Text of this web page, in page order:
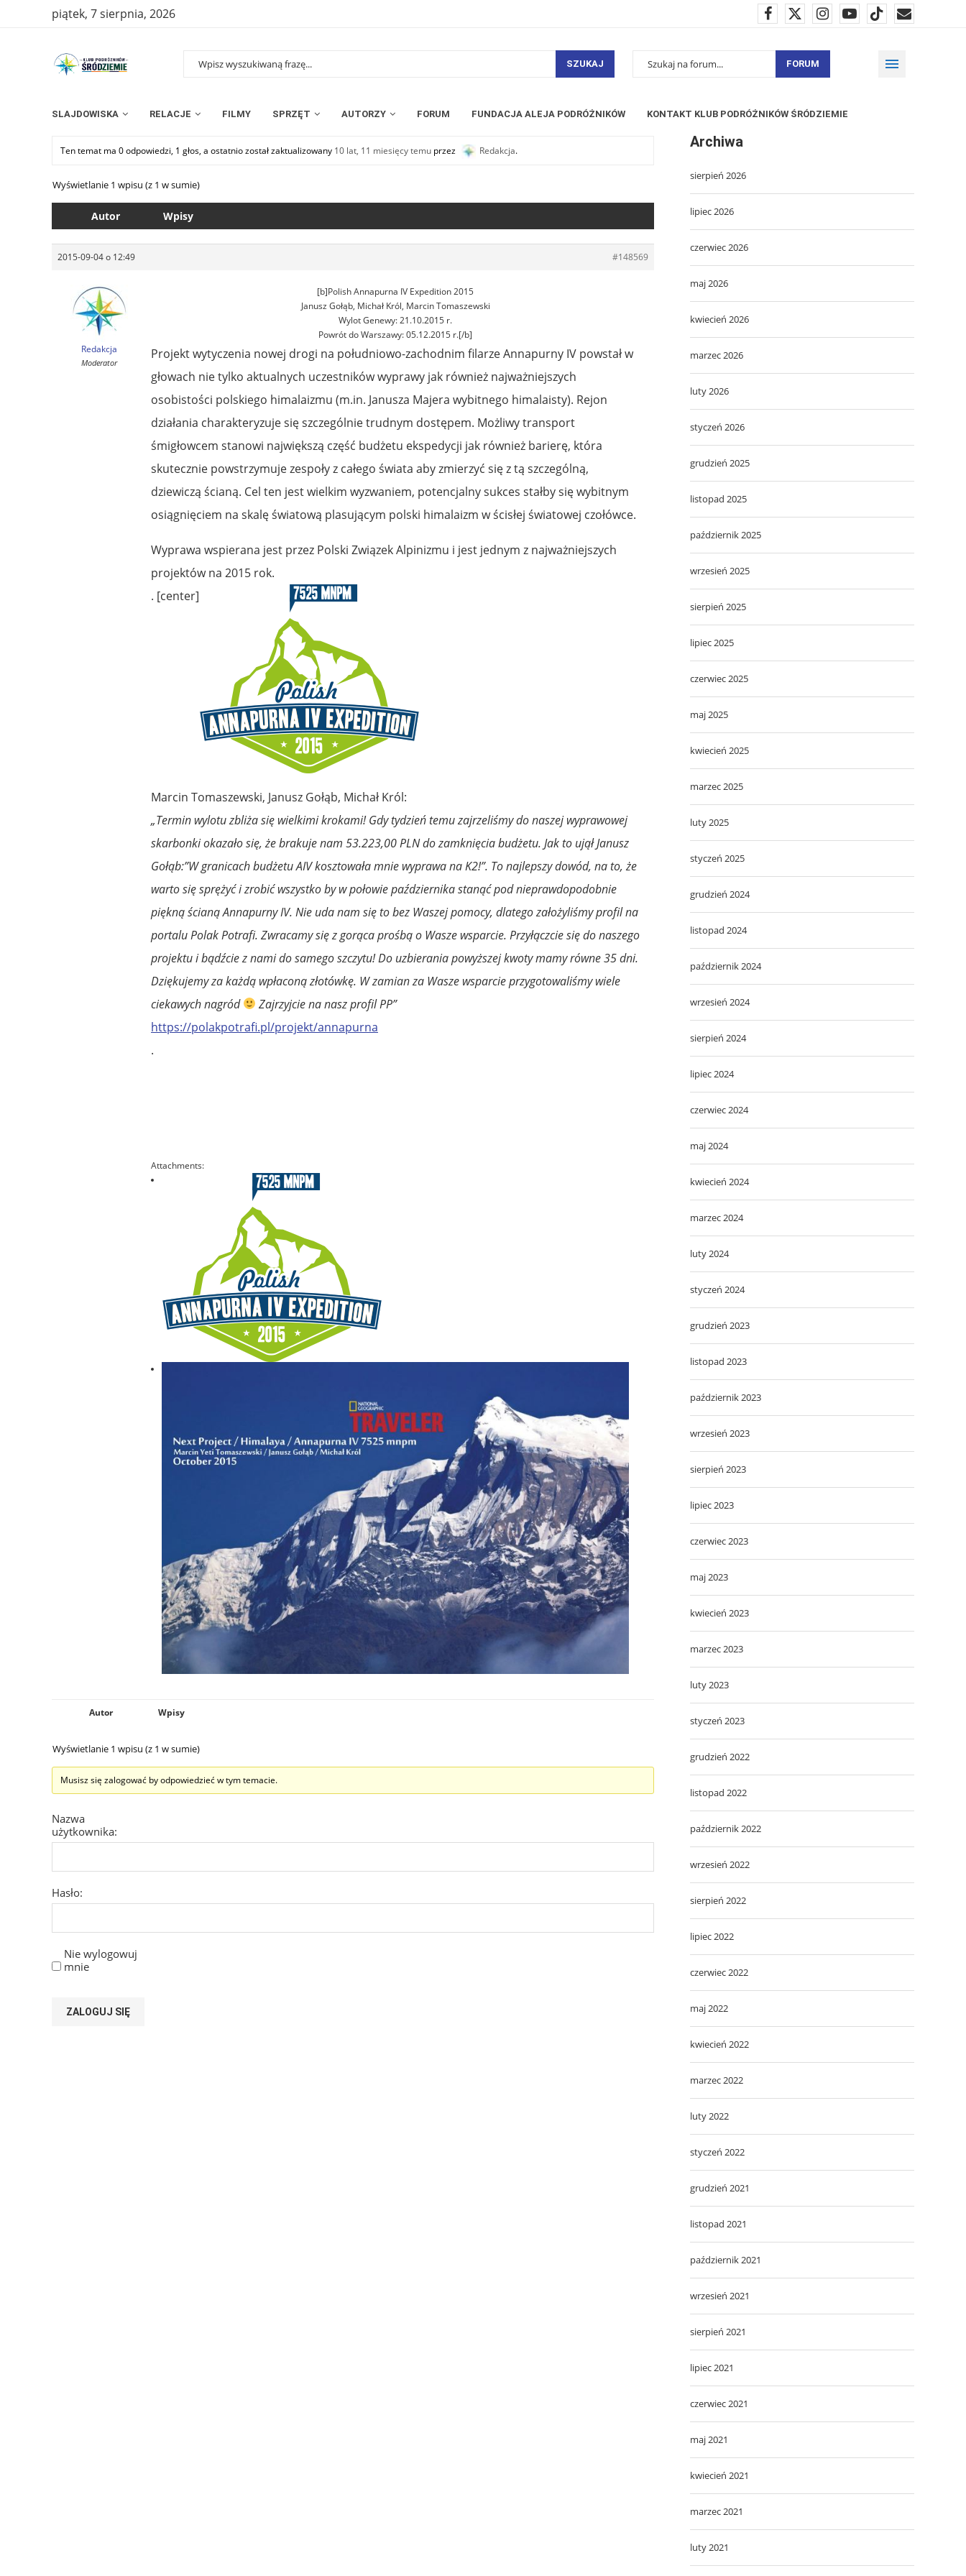
piątek, 7 sierpnia, 2026
SZUKAJ FORUM
SLAJDOWISKA RELACJE FILMY SPRZĘT AUTORZY FORUM FUNDACJA ALEJA PODRÓŻNIKÓW KONTAKT KLUB PODRÓŻNIKÓW ŚRÓDZIEMIE
Ten temat ma 0 odpowiedzi, 1 głos, a ostatnio został zaktualizowany 10 lat, 11 miesięcy temu przez Redakcja.
Wyświetlanie 1 wpisu (z 1 w sumie)
Autor Wpisy
2015-09-04 o 12:49 #148569
Redakcja
Moderator
[b]Polish Annapurna IV Expedition 2015
Janusz Gołąb, Michał Król, Marcin Tomaszewski
Wylot Genewy: 21.10.2015 r.
Powrót do Warszawy: 05.12.2015 r.[/b]
Projekt wytyczenia nowej drogi na południowo-zachodnim filarze Annapurny IV powstał w
głowach nie tylko aktualnych uczestników wyprawy jak również najważniejszych
osobistości polskiego himalaizmu (m.in. Janusza Majera wybitnego himalaisty). Rejon
działania charakteryzuje się szczególnie trudnym dostępem. Możliwy transport
śmigłowcem stanowi największą część budżetu ekspedycji jak również barierę, która
skutecznie powstrzymuje zespoły z całego świata aby zmierzyć się z tą szczególną,
dziewiczą ścianą. Cel ten jest wielkim wyzwaniem, potencjalny sukces stałby się wybitnym
osiągnięciem na skalę światową plasującym polski himalaizm w ścisłej światowej czołówce.
Wyprawa wspierana jest przez Polski Związek Alpinizmu i jest jednym z najważniejszych
projektów na 2015 rok.
. [center]
Marcin Tomaszewski, Janusz Gołąb, Michał Król:
„Termin wylotu zbliża się wielkimi krokami! Gdy tydzień temu zajrzeliśmy do naszej wyprawowej
skarbonki okazało się, że brakuje nam 53.223,00 PLN do zamknięcia budżetu. Jak to ujął Janusz
Gołąb:”W granicach budżetu AIV kosztowała mnie wyprawa na K2!”. To najlepszy dowód, na to, że
warto się sprężyć i zrobić wszystko by w połowie października stanąć pod nieprawdopodobnie
piękną ścianą Annapurny IV. Nie uda nam się to bez Waszej pomocy, dlatego założyliśmy profil na
portalu Polak Potrafi. Zwracamy się z gorąca prośbą o Wasze wsparcie. Przyłączcie się do naszego
projektu i bądźcie z nami do samego szczytu! Do uzbierania powyższej kwoty mamy równe 35 dni.
Dziękujemy za każdą wpłaconą złotówkę. W zamian za Wasze wsparcie przygotowaliśmy wiele
ciekawych nagród
Zajrzyjcie na nasz profil PP”
https://polakpotrafi.pl/projekt/annapurna
.
Wpisy
Wyświetlanie 1 wpisu (z 1 w sumie)
użytkownika:
Nie wylogowuj
Archiwa
sierpień 2026
lipiec 2026
czerwiec 2026
maj 2026
kwiecień 2026
marzec 2026
luty 2026
styczeń 2026
grudzień 2025
listopad 2025
październik 2025
wrzesień 2025
sierpień 2025
lipiec 2025
czerwiec 2025
maj 2025
kwiecień 2025
marzec 2025
luty 2025
styczeń 2025
grudzień 2024
listopad 2024
październik 2024
wrzesień 2024
sierpień 2024
lipiec 2024
czerwiec 2024
maj 2024
kwiecień 2024
marzec 2024
luty 2024
styczeń 2024
grudzień 2023
listopad 2023
październik 2023
wrzesień 2023
sierpień 2023
lipiec 2023
czerwiec 2023
maj 2023
kwiecień 2023
marzec 2023
luty 2023
styczeń 2023
grudzień 2022
listopad 2022
październik 2022
wrzesień 2022
sierpień 2022
lipiec 2022
czerwiec 2022
maj 2022
kwiecień 2022
marzec 2022
luty 2022
styczeń 2022
grudzień 2021
listopad 2021
październik 2021
wrzesień 2021
sierpień 2021
lipiec 2021
czerwiec 2021
maj 2021
kwiecień 2021
marzec 2021
luty 2021